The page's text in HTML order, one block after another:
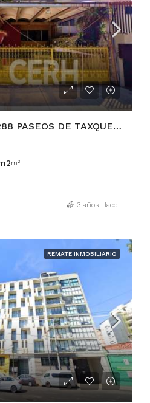
PASEO DE LA LUZ 288 PASEOS DE TAXQUEÑA
m²
3 años Hace
REMATE INMOBILIARIO